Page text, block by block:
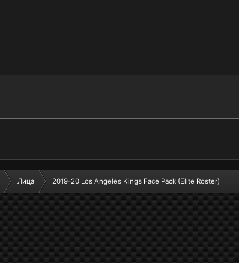
Лица 2019-20 Los Angeles Kings Face Pack (Elite Roster)